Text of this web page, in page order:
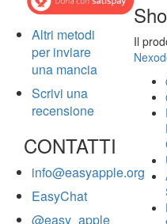
Altri metodi
per inviare
una mancia
Scrivi una
recensione
CONTATTI
info@easyapple.org
EasyChat
@easy_apple
Il